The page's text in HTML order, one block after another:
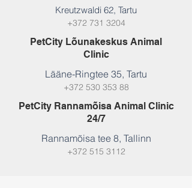
Kreutzwaldi 62, Tartu
+372 731 3204
PetCity Lõunakeskus Animal
Clinic
Lääne-Ringtee 35, Tartu
+372 530 353 88
PetCity Rannamõisa Animal Clinic
24/7
Rannamõisa tee 8, Tallinn
+372 515 3112